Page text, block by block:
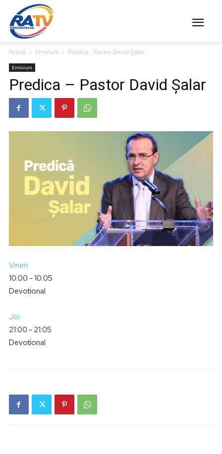
Acasă Emisiuni Predica - Pastor David Șalar
Emisiuni
Predica – Pastor David Șalar
Vineri
10:00 - 10:05
Devotional
Joi
21:00 - 21:05
Devotional